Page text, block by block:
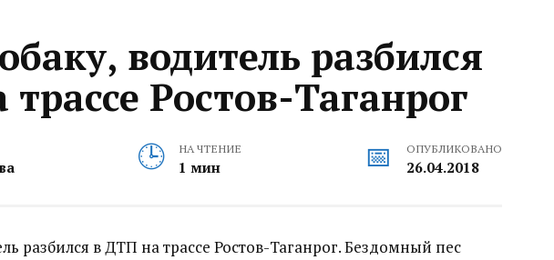
водитель разбился
Ростов-Таганрог
НА ЧТЕНИЕ
1 мин
ОПУБЛИКОВАНО
26.04.2018
разбился в ДТП на трассе Ростов-Таганрог. Бездомный пес